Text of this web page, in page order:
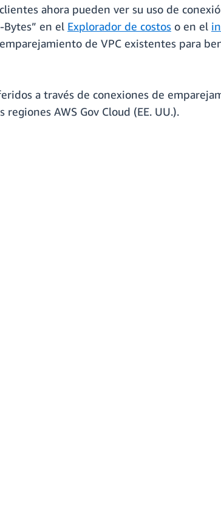
ahora pueden ver su uso de
en el Explorador de costos o en el
de VPC existentes para
a través de conexiones de
AWS Gov Cloud (EE. UU.).